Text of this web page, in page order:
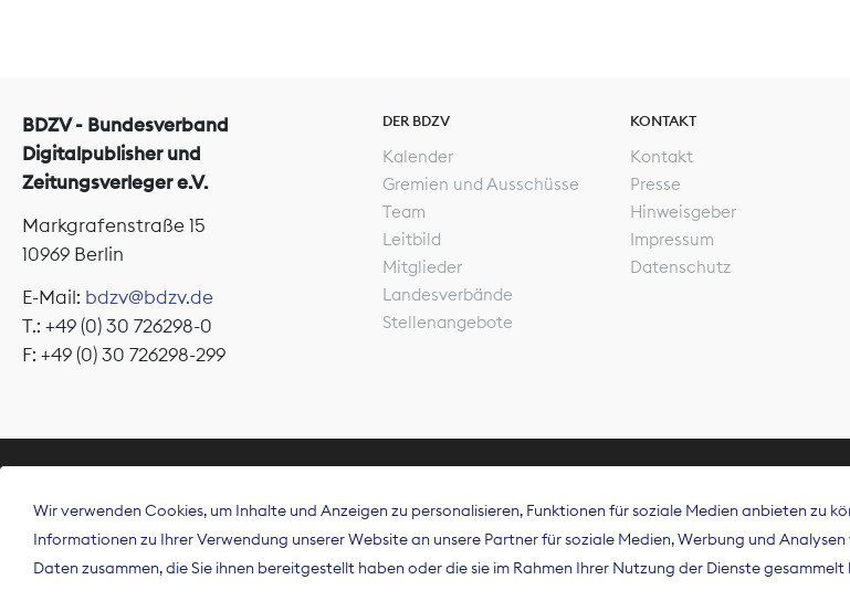
BDZV - Bundesverband
Digitalpublisher und
Zeitungsverleger e.V.
Markgrafenstraße 15
10969 Berlin
E-Mail: bdzv@bdzv.de
T.: +49 (0) 30 726298-0
F: +49 (0) 30 726298-299
DER BDZV
Kalender
Gremien und Ausschüsse
Team
Leitbild
Mitglieder
Landesverbände
Stellenangebote
KONTAKT
Kontakt
Presse
Hinweisgeber
Impressum
Datenschutz
Der Bundesverband Digitalpublisher und
Spitzenorganisation die Interessen der
Deutschland und auf EU-Ebene.
Wir verwenden Cookies, um Inhalte und Anzeigen zu personalisieren, Funktionen für soziale Medien anbieten zu
Informationen zu Ihrer Verwendung unserer Website an unsere Partner für soziale Medien, Werbung und
Daten zusammen, die Sie ihnen bereitgestellt haben oder die sie im Rahmen Ihrer Nutzung der Dienste